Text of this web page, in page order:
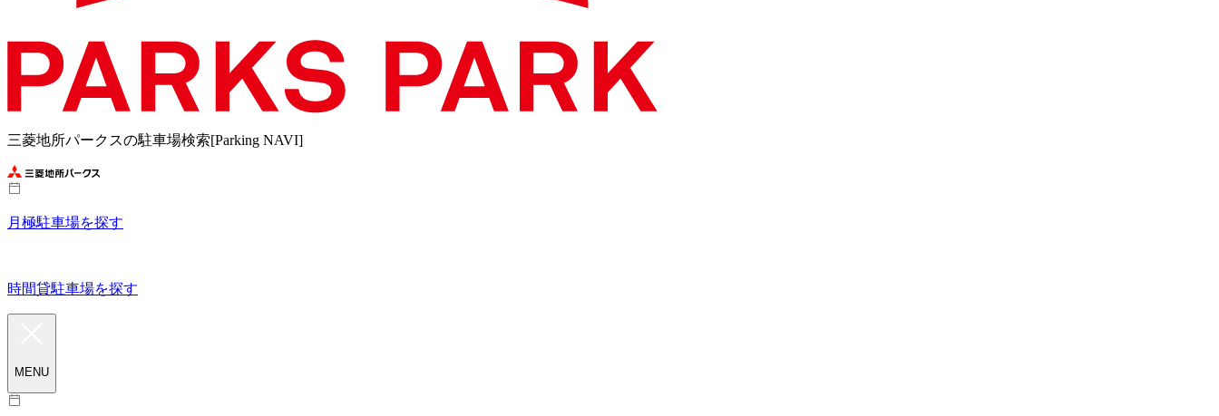
三菱地所パークスの駐車場検索[Parking NAVI]
月極駐車場を探す
時間貸駐車場を探す
MENU